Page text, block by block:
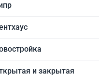
и закрытая